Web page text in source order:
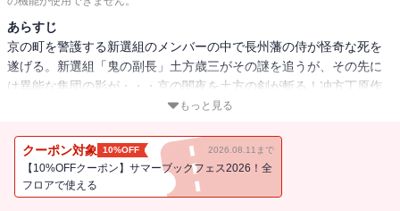
あらすじ
京の町を警護する新選組のメンバーの中で長州藩の侍が怪奇な死を
遂げる。新選組「鬼の副長」土方歳三がその謎を追うが、その先に
は異能な集団の影が・・・京の闇夜を土方の剣が斬る！冲方丁原作
もっと見る
クーポン対象 10%OFF 2026.08.11まで
【10%OFFクーポン】サマーブックフェス2026！全
フロアで使える